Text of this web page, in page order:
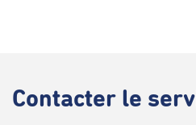
Contacter le